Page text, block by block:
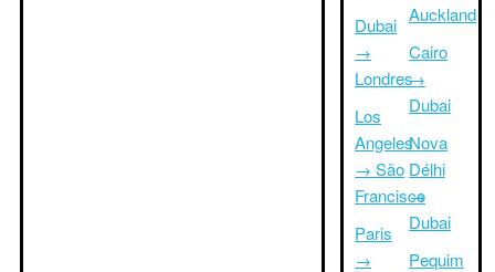
Dubai
→
Londres
Los
Angeles
→ São
Francisco
Paris
→
Auckland
Cairo
→
Dubai
Nova
Délhi
→
Dubai
Pequim